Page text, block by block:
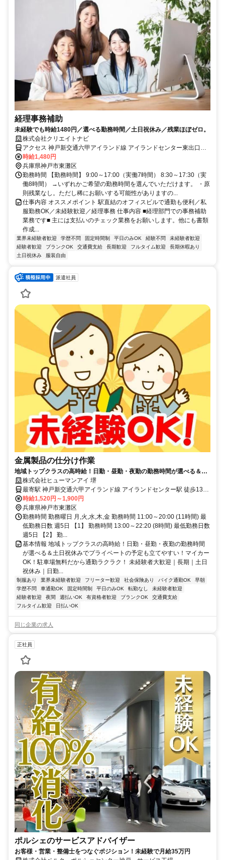
経理事務補助
未経験でも時給1480円／選べる勤務時間／土日祝休み／残業ほぼゼロ。
株式会社クリエイトナビ
アクセス 神戸新交通六甲アイランド線 アイランドセンター東出口徒
歩約2分、神戸新交通六甲アイランド線 マリンパーク徒歩約8分、神
戸新交通六甲アイランド線 アイランド北口徒歩約8分 六甲ライナー
「アイランドセンター駅」直結
時給1,480円
兵庫県神戸市東灘区
勤務時間 【勤務時間】 9:00～17:00（実働7時間） 8:30～17:30（実
働8時間） →いずれかご希望の勤務時間を選んでいただけます。 ・原
則残業なし。ただし稀にお願いする可能性がありますの...
仕事内容 オススメポイント 駅直結のオフィスビルで通勤も便利／私
服勤務OK／未経験歓迎／経理事務 仕事内容 ■経理部門での事務補助
業務です■ 主には支払いのチェック業務をお願いします。他にも書類
作成...
業界未経験者歓迎 学歴不問 固定時間制 平日のみOK 経験不問
未経験者歓迎
経験者歓迎
ブランクOK 交通費支給 長期歓迎 フルタイム歓迎
長期休暇あり
土日祝休み
服装自由
派遣社員
金属製品の仕分け作業
地域トップクラスの高時給！日勤・昼勤・夜勤の勤務時間が選べる＆土
日祝休みでプライベートの予定も立てやすい！マイカーOK！駐車場無料
だから通勤ラクラク！
株式会社ヒューマンアイ 堺
最寄駅 神戸新交通六甲アイランド線 アイランドセンター駅 徒歩13分
＊車・バイク・自転車通勤大歓迎（無料駐車場完備）
時給1,520円～1,900円
兵庫県神戸市東灘区
勤務時間 勤務曜日 月,火,水,木,金 勤務時間 11:00～20:00 (11時間) 最
低勤務日数 週5日 【1】 勤務時間 13:00～22:20 (8時間) 最低勤務日数
週5日 【2】 勤...
基本情報 地域トップクラスの高時給！日勤・昼勤・夜勤の勤務時間
が選べる＆土日祝休みでプライベートの予定も立てやすい！マイカー
OK！駐車場無料だから通勤ラクラク！ 未経験者大歓迎｜長期｜土日
祝休み｜日勤...
制服あり 業界未経験者歓迎 フリーター歓迎 社会保険あり バイク通勤OK
早朝
学歴不問
車通勤OK 固定時間制 平日のみOK 転勤なし
未経験者歓迎
経験者歓迎
夜間 週払いOK 有資格者歓迎 ブランクOK
交通費支給
フルタイム歓迎
日払いOK
同じ企業の求人
正社員
ポルシェのサービスアドバイザー
お客様・営業・整備士をつなぐポジション！未経験で月給35万円